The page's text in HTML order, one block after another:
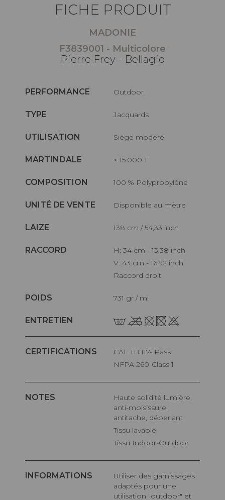
FICHE PRODUIT
MADONIE
F3839001 - Multicolore
Pierre Frey - Bellagio
PERFORMANCE Outdoor
TYPE Jacquards
UTILISATION Siège modéré
MARTINDALE < 15.000 T
COMPOSITION 100 % Polypropylène
UNITÉ DE VENTE Disponible au mètre
LAIZE 138 cm / 54,33 inch
RACCORD
H: 34 cm - 13,38 inch
V: 43 cm - 16,92 inch
Raccord droit
POIDS 731 gr / ml
ENTRETIEN
CERTIFICATIONS
CAL TB 117- Pass
NFPA 260-Class 1
NOTES
Haute solidité lumière,
anti-moisissure,
antitache, déperlant
Tissu lavable
Tissu Indoor-Outdoor
INFORMATIONS
Utiliser des garnissages
adaptés pour une
utilisation "outdoor" et